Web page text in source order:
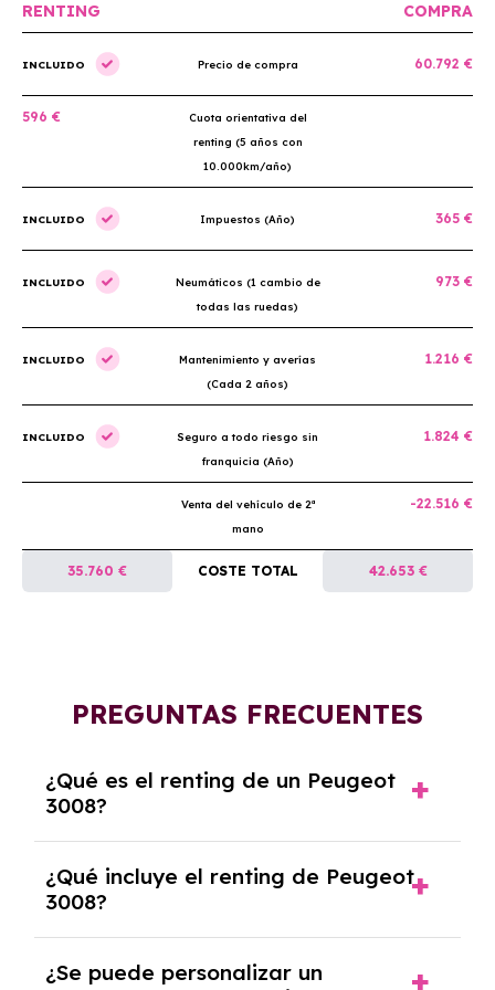
RENTING COMPRA
INCLUIDO Precio de compra 60.792 €
596 €
Cuota orientativa del
renting (5 años con
10.000km/año)
INCLUIDO Impuestos (Año) 365 €
INCLUIDO
Neumáticos (1 cambio de
todas las ruedas)
973 €
INCLUIDO
Mantenimiento y averías
(Cada 2 años)
1.216 €
INCLUIDO
Seguro a todo riesgo sin
franquicia (Año)
1.824 €
Venta del vehículo de 2ª
mano
-22.516 €
35.760 € COSTE TOTAL 42.653 €
PREGUNTAS FRECUENTES
¿Qué es el renting de un Peugeot
3008?
de alquiler a largo plazo en el que pagas una
cuota mensual fija por el uso del coche
durante un periodo determinado,
generalmente entre 2 y 5 años.
¿Qué incluye el renting de Peugeot
3008?
seguro a todo riesgo, mantenimiento,
¿Se puede personalizar un